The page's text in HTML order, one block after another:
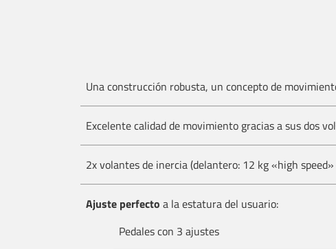
Una construcción robusta, un concepto de
Excelente calidad de movimiento gracias a sus dos
2x volantes de inercia (delantero: 12 kg «high
Ajuste perfecto a la estatura del usuario:
Pedales con 3 ajustes